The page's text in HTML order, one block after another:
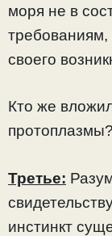
моря не в
требованиям,
своего
Кто же
протоплазмы?
Третье:
инстинкт